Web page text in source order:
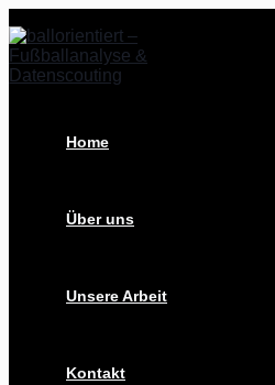
Zum
Inhalt
springen
Home
Über uns
Unsere Arbeit
Kontakt
Der
Weg
von
RB
Leipzig